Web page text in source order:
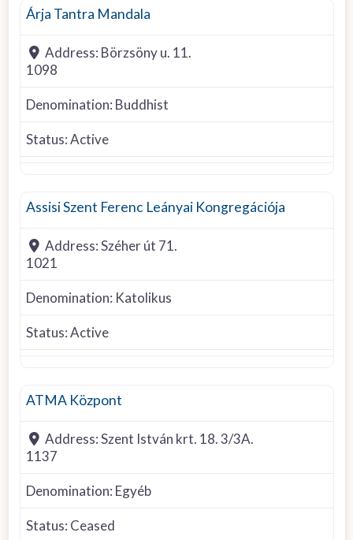
Árja Tantra Mandala
Address: Börzsöny u. 11.
1098
Denomination: Buddhist
Status:Active
Assisi Szent Ferenc Leányai Kongregációja
Address:Széher út 71.
1021
Denomination: Katolikus
Status:Active
ATMA Központ
Address:Szent István krt. 18. 3/3A.
1137
Denomination: Egyéb
Status: Ceased